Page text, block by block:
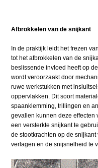
Afbrokkelen van de snijkant
In de praktijk leidt het frezen
tot het afbrokkelen van de
beslissende invloed heeft op
wordt veroorzaakt door
ruwe werkstukken met
oppervlakken. Dit soort
spaanklemming, trillingen en
gevallen kunnen deze
een versterkte snijkant te
de stootkrachten op de
verlagen en de snijsnelheid te